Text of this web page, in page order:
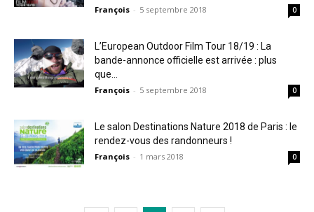
François - 5 septembre 2018 0
L’European Outdoor Film Tour 18/19 : La
bande-annonce officielle est arrivée : plus
que...
François - 5 septembre 2018 0
Le salon Destinations Nature 2018 de Paris : le
rendez-vous des randonneurs !
François - 1 mars 2018 0